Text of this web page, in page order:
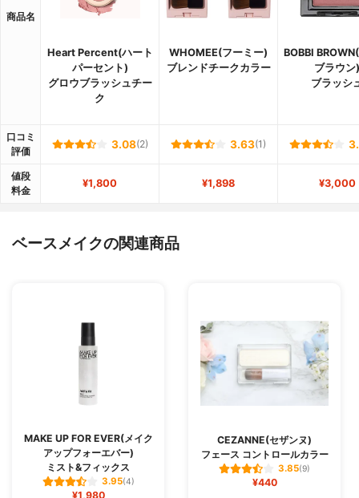
商品名
Heart Percent(ハート
パーセント)
グロウブラッシュチー
ク
WHOMEE(フーミー)
ブレンドチークカラー
BOBBI
ブラウン)
ブラッシ
口コミ
評価
3.08(2) 3.63(1)
値段
料金
¥1,800 ¥1,898 ¥3,000
ベースメイクの関連商品
MAKE UP FOR EVER(メイク
アップフォーエバー)
ミスト&フィックス
3.95(4)
¥1,980
CEZANNE(セザンヌ)
フェース コントロールカラー
3.85(9)
¥440